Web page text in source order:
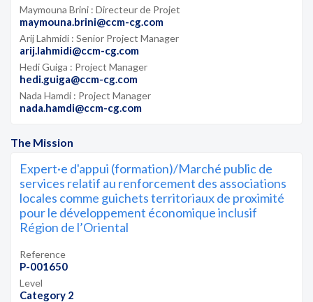
The Mission
Expert·e d'appui (formation)/Marché public de
services relatif au renforcement des associations
locales comme guichets territoriaux de proximité
pour le développement économique inclusif
Région de l’Oriental
Reference
P-001650
Level
Category 2
Maymouna Brini : Directeur de Projet
maymouna.brini@ccm-cg.com
Arij Lahmidi : Senior Project Manager
arij.lahmidi@ccm-cg.com
Hedi Guiga : Project Manager
hedi.guiga@ccm-cg.com
Nada Hamdi : Project Manager
nada.hamdi@ccm-cg.com